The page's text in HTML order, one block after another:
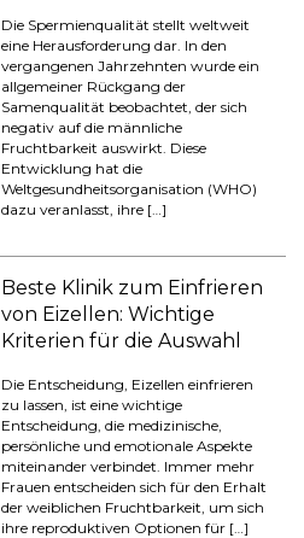
Die Spermienqualität stellt weltweit
eine Herausforderung dar. In den
vergangenen Jahrzehnten wurde ein
allgemeiner Rückgang der
Samenqualität beobachtet, der sich
negativ auf die männliche
Fruchtbarkeit auswirkt. Diese
Entwicklung hat die
Weltgesundheitsorganisation (WHO)
dazu veranlasst, ihre […]
Beste Klinik zum Einfrieren
von Eizellen: Wichtige
Kriterien für die Auswahl
Die Entscheidung, Eizellen einfrieren
zu lassen, ist eine wichtige
Entscheidung, die medizinische,
persönliche und emotionale Aspekte
miteinander verbindet. Immer mehr
Frauen entscheiden sich für den Erhalt
der weiblichen Fruchtbarkeit, um sich
ihre reproduktiven Optionen für […]